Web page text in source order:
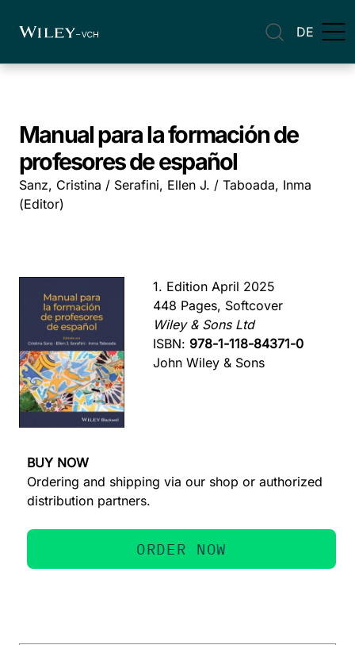
DE
Manual para la formación de
profesores de español
Sanz, Cristina / Serafini, Ellen J. / Taboada, Inma
(Editor)
1. Edition April 2025
448 Pages, Softcover
Wiley & Sons Ltd
ISBN: 978-1-118-84371-0
John Wiley & Sons
BUY NOW
Ordering and shipping via our shop or authorized
distribution partners.
ORDER NOW